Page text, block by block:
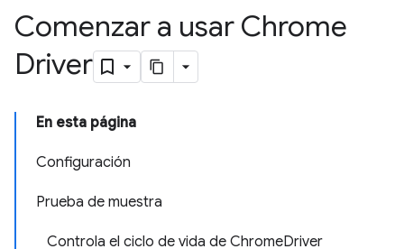
Comenzar a usar Chrome
Driver
En esta página
Configuración
Prueba de muestra
Controla el ciclo de vida de ChromeDriver